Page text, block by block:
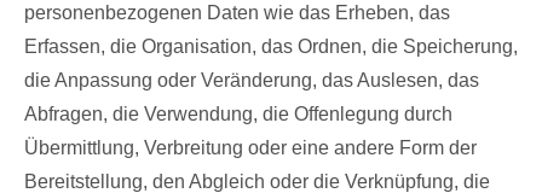
personenbezogenen Daten wie das Erheben, das
Erfassen, die Organisation, das Ordnen, die Speicherung,
die Anpassung oder Veränderung, das Auslesen, das
Abfragen, die Verwendung, die Offenlegung durch
Übermittlung, Verbreitung oder eine andere Form der
Bereitstellung, den Abgleich oder die Verknüpfung, die